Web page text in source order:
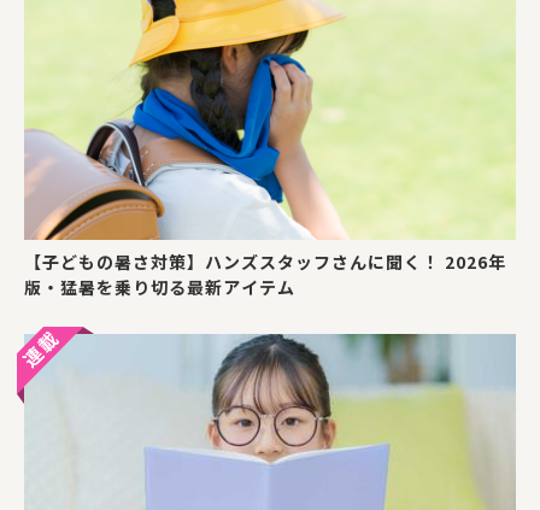
【子どもの暑さ対策】ハンズスタッフさんに聞く！ 2026年
版・猛暑を乗り切る最新アイテム